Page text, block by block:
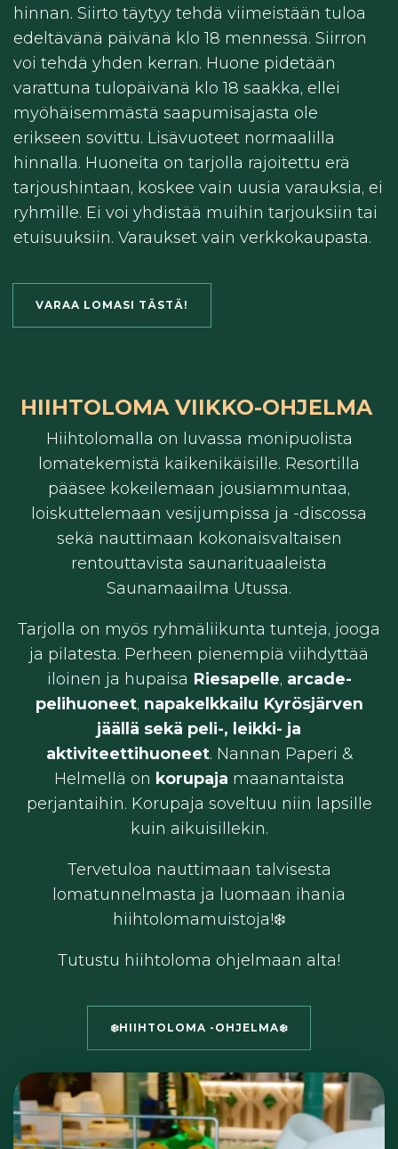
hinnan. Siirto täytyy tehdä viimeistään tuloa
edeltävänä päivänä klo 18 mennessä. Siirron
voi tehdä yhden kerran. Huone pidetään
varattuna tulopäivänä klo 18 saakka, ellei
myöhäisemmästä saapumisajasta ole
erikseen sovittu. Lisävuoteet normaalilla
hinnalla. Huoneita on tarjolla rajoitettu erä
tarjoushintaan, koskee vain uusia varauksia, ei
ryhmille. Ei voi yhdistää muihin tarjouksiin tai
etuisuuksiin. Varaukset vain verkkokaupasta.
VARAA LOMASI TÄSTÄ!
HIIHTOLOMA VIIKKO-OHJELMA
Hiihtolomalla on luvassa monipuolista
lomatekemistä kaikenikäisille. Resortilla
pääsee kokeilemaan jousiammuntaa,
loiskuttelemaan vesijumpissa ja -discossa
sekä nauttimaan kokonaisvaltaisen
rentouttavista saunarituaaleista
Saunamaailma Utussa.
Tarjolla on myös ryhmäliikunta tunteja, jooga
ja pilatesta. Perheen pienempiä viihdyttää
iloinen ja hupaisa Riesapelle, arcade-
pelihuoneet, napakelkkailu Kyrösjärven
jäällä sekä peli-, leikki- ja
aktiviteettihuoneet. Nannan Paperi &
Helmellä on korupaja maanantaista
perjantaihin. Korupaja soveltuu niin lapsille
kuin aikuisillekin.
Tervetuloa nauttimaan talvisesta
lomatunnelmasta ja luomaan ihania
hiihtolomamuistoja!❄️
Tutustu hiihtoloma ohjelmaan alta!
❄️HIIHTOLOMA -OHJELMA❄️